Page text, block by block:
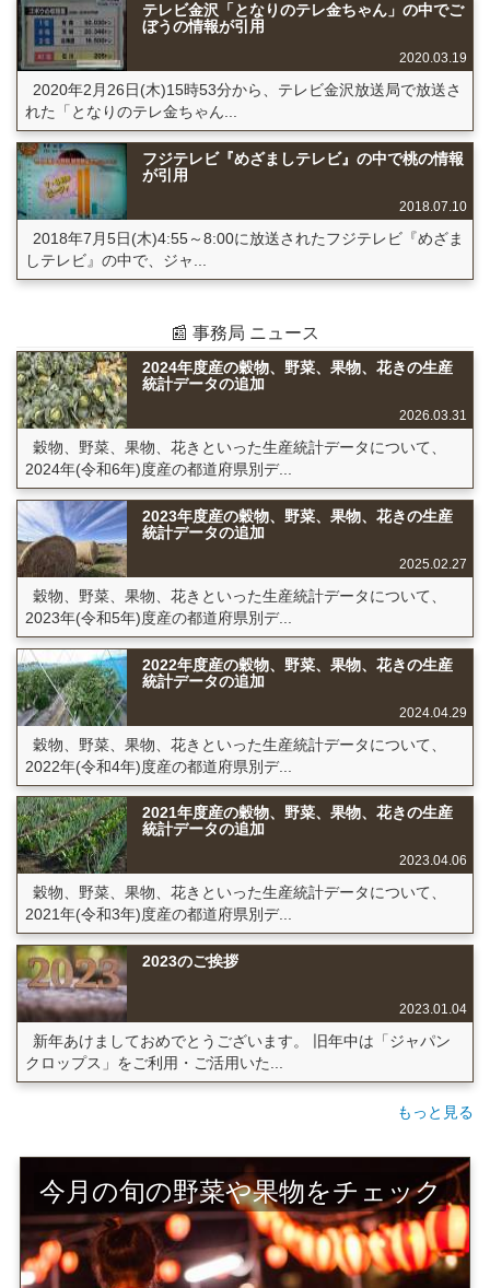
テレビ金沢「となりのテレ金ちゃん」の中でご
ぼうの情報が引用
2020.03.19
2020年2月26日(木)15時53分から、テレビ金沢放送局で放送さ
れた「となりのテレ金ちゃん...
フジテレビ『めざましテレビ』の中で桃の情報
が引用
2018.07.10
2018年7月5日(木)4:55～8:00に放送されたフジテレビ『めざま
しテレビ』の中で、ジャ...
📰 事務局 ニュース
2024年度産の穀物、野菜、果物、花きの生産
統計データの追加
2026.03.31
穀物、野菜、果物、花きといった生産統計データについて、
2024年(令和6年)度産の都道府県別デ...
2023年度産の穀物、野菜、果物、花きの生産
統計データの追加
2025.02.27
穀物、野菜、果物、花きといった生産統計データについて、
2023年(令和5年)度産の都道府県別デ...
2022年度産の穀物、野菜、果物、花きの生産
統計データの追加
2024.04.29
穀物、野菜、果物、花きといった生産統計データについて、
2022年(令和4年)度産の都道府県別デ...
2021年度産の穀物、野菜、果物、花きの生産
統計データの追加
2023.04.06
穀物、野菜、果物、花きといった生産統計データについて、
2021年(令和3年)度産の都道府県別デ...
2023のご挨拶
2023.01.04
新年あけましておめでとうございます。 旧年中は「ジャパン
クロップス」をご利用・ご活用いた...
もっと見る
今月の旬の野菜や果物をチェック